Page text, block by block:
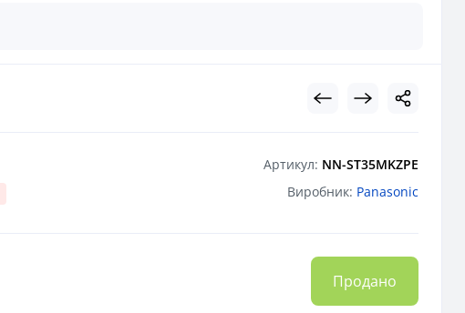
Артикул: NN-ST35MKZPE
Виробник: Panasonic
Продано